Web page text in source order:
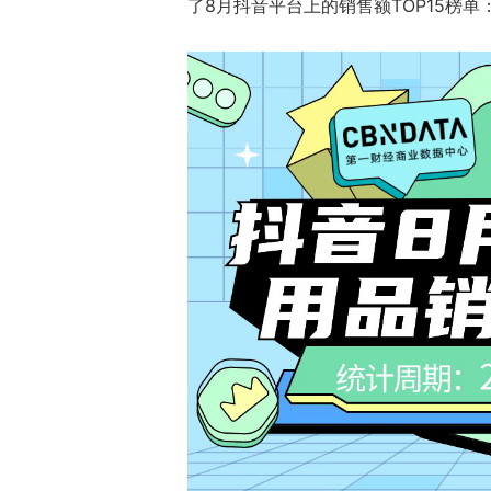
了8月抖音平台上的销售额TOP15榜单